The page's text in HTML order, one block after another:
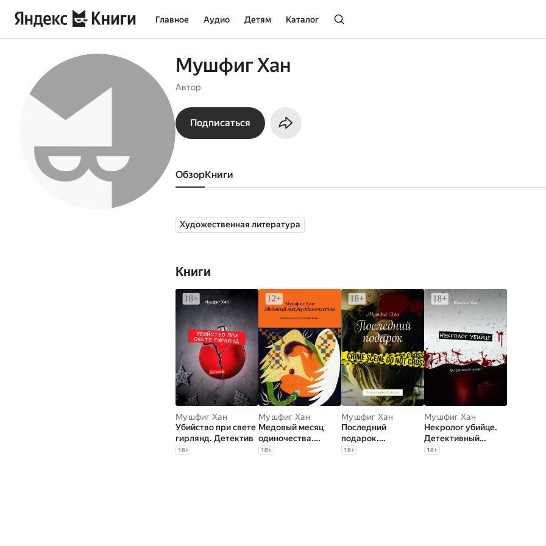
Главное Аудио Детям Каталог
Мушфиг Хан
Автор
Подписаться
Обзор книги
Художественная литература
Книги
Мушфиг Хан
Убийство при свете
гирлянд. Детектив
18+
Мушфиг Хан
Медовый месяц
одиночества.
Любовно-
18+
Мушфиг Хан
Последний
подарок.
Детективный
18+
Мушфиг Хан
Некролог убийце.
Детективный
роман
18+